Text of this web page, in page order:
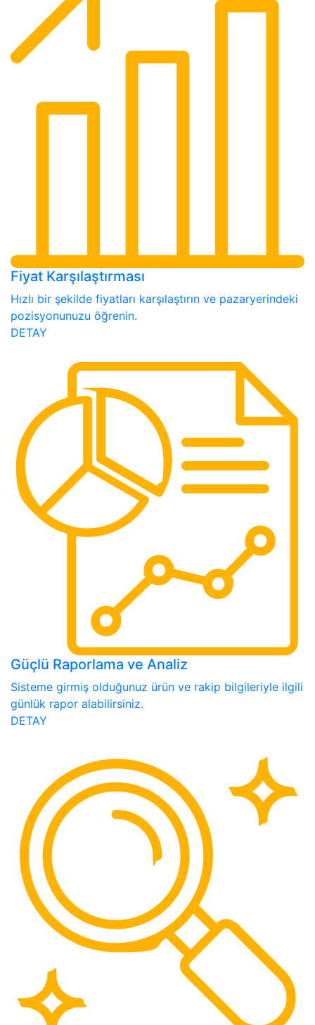
Fiyat Karşılaştırması
Hızlı bir şekilde fiyatları karşılaştırın ve pazaryerindeki
pozisyonunuzu öğrenin.
DETAY
Güçlü Raporlama ve Analiz
Sisteme girmiş olduğunuz ürün ve rakip bilgileriyle ilgili
günlük rapor alabilirsiniz.
DETAY